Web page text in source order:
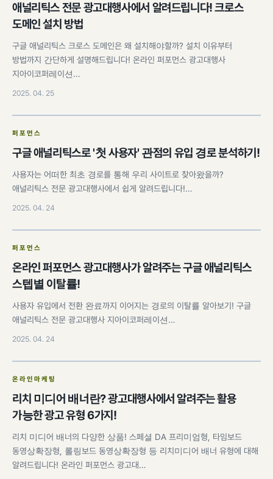
애널리틱스 전문 광고대행사에서 알려드립니다! 크로스
도메인 설치 방법
구글 애널리틱스 크로스 도메인은 왜 설치해야할까? 설치 이유부터
방법까지 간단하게 설명해드립니다! 온라인 퍼포먼스 광고대행사
지아이코퍼레이션…
2025. 04. 25
퍼포먼스
구글 애널리틱스로 '첫 사용자' 관점의 유입 경로 분석하기!
사용자는 어떠한 최초 경로를 통해 우리 사이트로 찾아왔을까?
애널리틱스 전문 광고대행사에서 쉽게 알려드립니다!…
2025. 04. 24
퍼포먼스
온라인 퍼포먼스 광고대행사가 알려주는 구글 애널리틱스
스텝별 이탈률!
사용자 유입에서 전환 완료까지 이어지는 경로의 이탈률 알아보기! 구글
애널리틱스 전문 광고대행사 지아이코퍼레이션…
2025. 04. 24
온라인마케팅
리치 미디어 배너란? 광고대행사에서 알려주는 활용
가능한 광고 유형 6가지!
리치 미디어 배너의 다양한 상품! 스페셜 DA 프리미엄형, 타임보드
동영상확장형, 롤링보드 동영상확장형 등 리치미디어 배너 유형에 대해
알려드립니다! 온라인 퍼포먼스 광고대…